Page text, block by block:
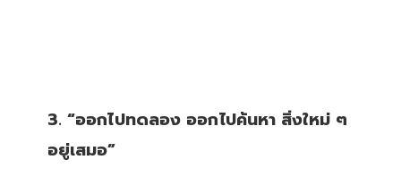
3. “ออกไปทดลอง ออกไปค้นหา สิ่งใหม่ ๆ
อยู่เสมอ”